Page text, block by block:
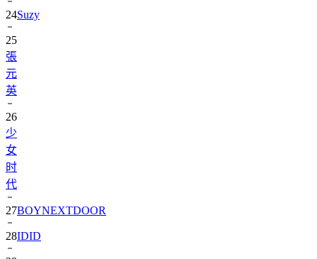
25
張
元
英
26
少
女
时
代
27
28IDID
29
金